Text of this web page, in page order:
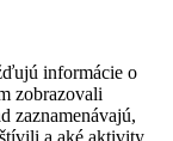
informácie o
zobrazovali
zaznamenávajú,
a aké aktivity